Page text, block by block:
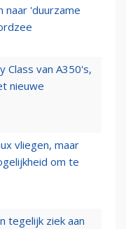
naar 'duurzame
Class van A350's,
nieuwe
vliegen, maar
om te
tegelijk ziek aan